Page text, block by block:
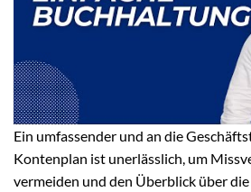
Ein umfassender und an die
Kontenplan ist unerlässlich, um
vermeiden und den Überblick über